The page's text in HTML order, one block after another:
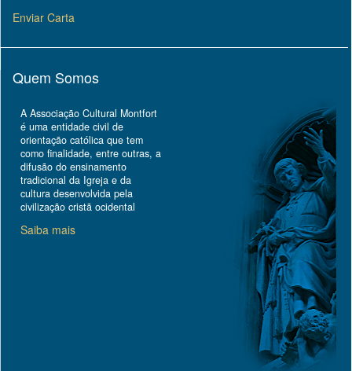
Enviar Carta
Quem Somos
A Associação Cultural Montfort
é uma entidade civil de
orientação católica que tem
como finalidade, entre outras, a
difusão do ensinamento
tradicional da Igreja e da
cultura desenvolvida pela
civilização cristã ocidental
Saiba mais